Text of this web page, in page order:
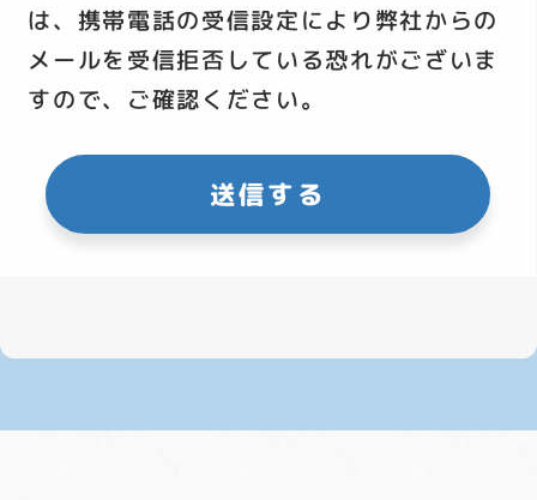
は、携帯電話の受信設定により弊社からの
メールを受信拒否している恐れがございま
すので、ご確認ください。